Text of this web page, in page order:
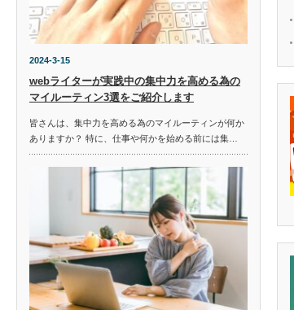
2024-3-15
webライターが実践中の集中力を高める為の
マイルーティン3選をご紹介します
皆さんは、集中力を高める為のマイルーティンが何か
ありますか？ 特に、仕事や何かを始める前には集…